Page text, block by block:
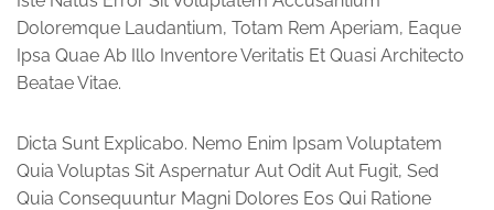
Doloremque Laudantium, Totam Rem Aperiam, Eaque
Ipsa Quae Ab Illo Inventore Veritatis Et Quasi Architecto
Beatae Vitae.
Dicta Sunt Explicabo. Nemo Enim Ipsam Voluptatem
Quia Voluptas Sit Aspernatur Aut Odit Aut Fugit, Sed
Quia Consequuntur Magni Dolores Eos Qui Ratione